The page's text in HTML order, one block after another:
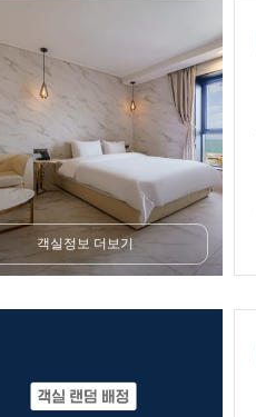
객실정보 더보기